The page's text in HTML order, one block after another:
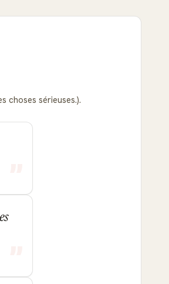
choses sérieuses.).